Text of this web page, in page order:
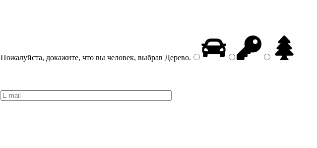
Пожалуйста, докажите, что вы человек, выбрав Дерево.